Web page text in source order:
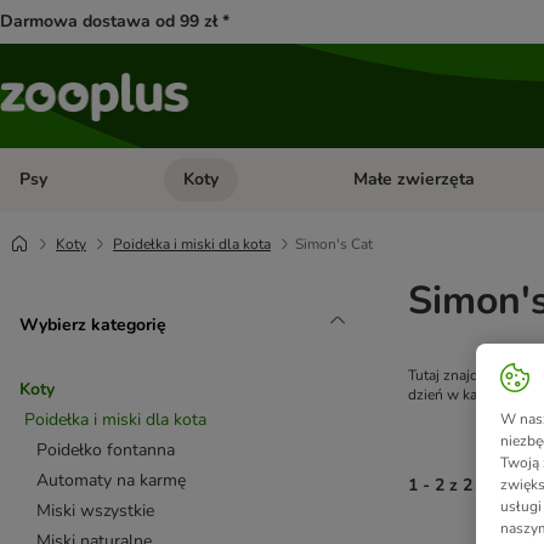
Darmowa dostawa od 99 zł *
Psy Otwórz menu kategorii: Psy
Koty Otwórz menu kategorii: Koty
Małe zwierzęta
Koty Poidełka i miski dla kota Simon's Cat
Wybierz kategorię
Koty
Poidełka i miski dla kota
Poidełko fontanna
Automaty na karmę
Miski wszystkie
Tutaj znajdziesz
dzień w każdym
1 - 2 z 2
W
Twoją